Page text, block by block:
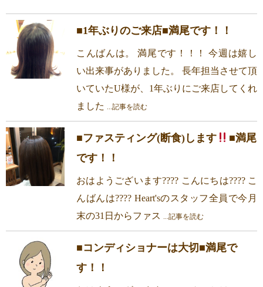
■1年ぶりのご来店■満尾です！！
こんばんは。 満尾です！！！ 今週は嬉し
い出来事がありました。 長年担当させて頂
いていたU様が、1年ぶりにご来店してくれ
ました ...記事を読む
■ファスティング(断食)します
■満尾
です！！
おはようございます???? こんにちは???? こ
んばんは???? Heart'sのスタッフ全員で今月
末の31日からファス ...記事を読む
■コンディショナーは大切■満尾で
す！！